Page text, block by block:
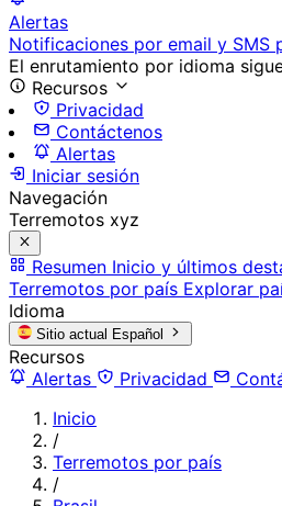
Alertas
Notificaciones por email y SMS
El enrutamiento por idioma
Recursos
Privacidad
Contáctenos
Alertas
Iniciar sesión
Navegación
Terremotos xyz
Resumen Inicio y últimos
Terremotos por país Explorar
Idioma
Sitio actual Español
Recursos
Alertas
Privacidad
Inicio
/
Terremotos por país
/